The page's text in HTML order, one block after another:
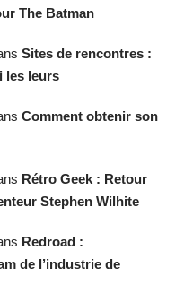
The Batman
Sites de rencontres :
les leurs
Comment obtenir son
Rétro Geek : Retour
Stephen Wilhite
Redroad :
de l’industrie de